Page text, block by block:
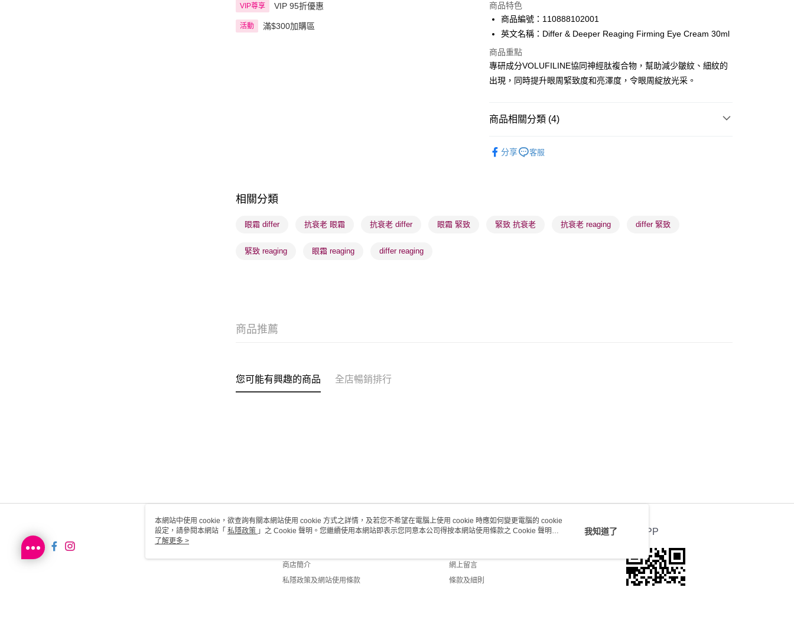
VIP尊享 VIP 95折優惠
活動 滿$300加購區
AlipayHK
PayMe
WeChat Pay
BoC Pay
送貨方式
每筆HK$65.00，滿HK$300.00或以上免運費
商品特色
商品編號：110888102001
英文名稱：Differ & Deeper Reaging Firming Eye Cream 30ml
商品重點
專研成分VOLUFILINE協同神經肽複合物，幫助減少皺紋、細紋的
出現，同時提升眼周緊致度和亮澤度，令眼周綻放光采。
商品相關分類 (4)
分享 客服
相關分類
眼霜 differ 抗衰老 眼霜 抗衰老 differ 眼霜 緊致 緊致 抗衰老 抗衰老 reaging differ 緊致
緊致 reaging 眼霜 reaging differ reaging
商品推薦
您可能有興趣的商品 全店暢銷排行
關於我們
商店簡介
私隱政策及網站使用條款
客戶服務
網上留言
條款及細則
官方APP
本網站中使用 cookie，欲查詢有關本網站使用 cookie 方式之詳情，及若您不希望在電腦上使用 cookie 時應如何變更電腦的 cookie
設定，請參閱本網站「 私隱政策 」之 Cookie 聲明。您繼續使用本網站即表示您同意本公司得按本網站使用條款之 Cookie 聲明使
用 cookie。
了解更多 >
我知道了